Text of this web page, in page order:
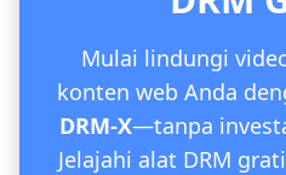
Mulai lindungi
konten web Anda
DRM-X—tanpa
Jelajahi alat DRM